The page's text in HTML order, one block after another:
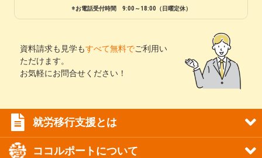
※お電話受付時間 9:00～18:00（日曜定休）
資料請求も見学もすべて無料でご利用い
ただけます。
お気軽にお問合せください！
就労移行支援とは
ココルポートについて